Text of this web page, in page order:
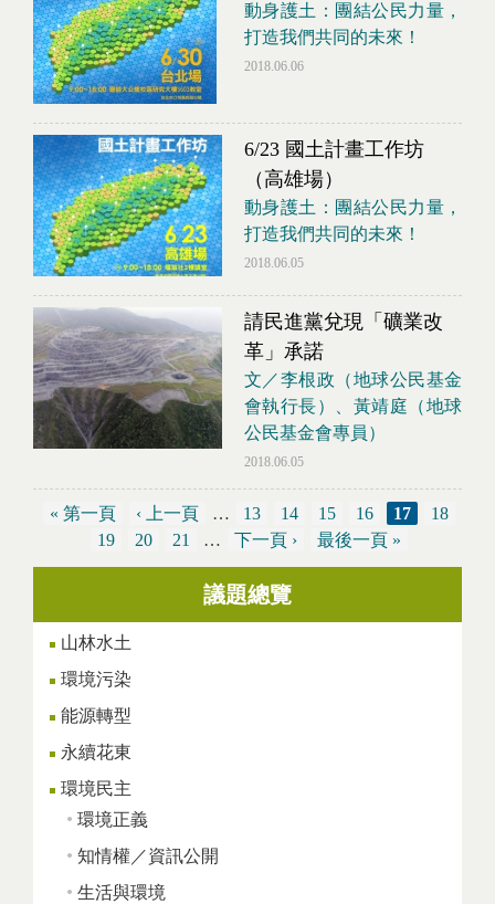
動身護土：團結公民力量，
打造我們共同的未來！
2018.06.06
6/23 國土計畫工作坊
（高雄場）
動身護土：團結公民力量，
打造我們共同的未來！
2018.06.05
請民進黨兌現「礦業改
革」承諾
文／李根政（地球公民基金
會執行長）、黃靖庭（地球
公民基金會專員）
2018.06.05
« 第一頁 ‹ 上一頁 … 13 14 15 16 17
18
19
20 21 … 下一頁 › 最後一頁 »
議題總覽
山林水土
環境污染
能源轉型
永續花東
環境民主
環境正義
知情權／資訊公開
生活與環境